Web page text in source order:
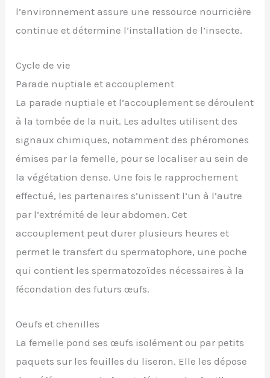
l’environnement assure une ressource nourricière
continue et détermine l’installation de l’insecte.
Cycle de vie
Parade nuptiale et accouplement
La parade nuptiale et l’accouplement se déroulent
à la tombée de la nuit. Les adultes utilisent des
signaux chimiques, notamment des phéromones
émises par la femelle, pour se localiser au sein de
la végétation dense. Une fois le rapprochement
effectué, les partenaires s’unissent l’un à l’autre
par l’extrémité de leur abdomen. Cet
accouplement peut durer plusieurs heures et
permet le transfert du spermatophore, une poche
qui contient les spermatozoïdes nécessaires à la
fécondation des futurs œufs.
Oeufs et chenilles
La femelle pond ses œufs isolément ou par petits
paquets sur les feuilles du liseron. Elle les dépose